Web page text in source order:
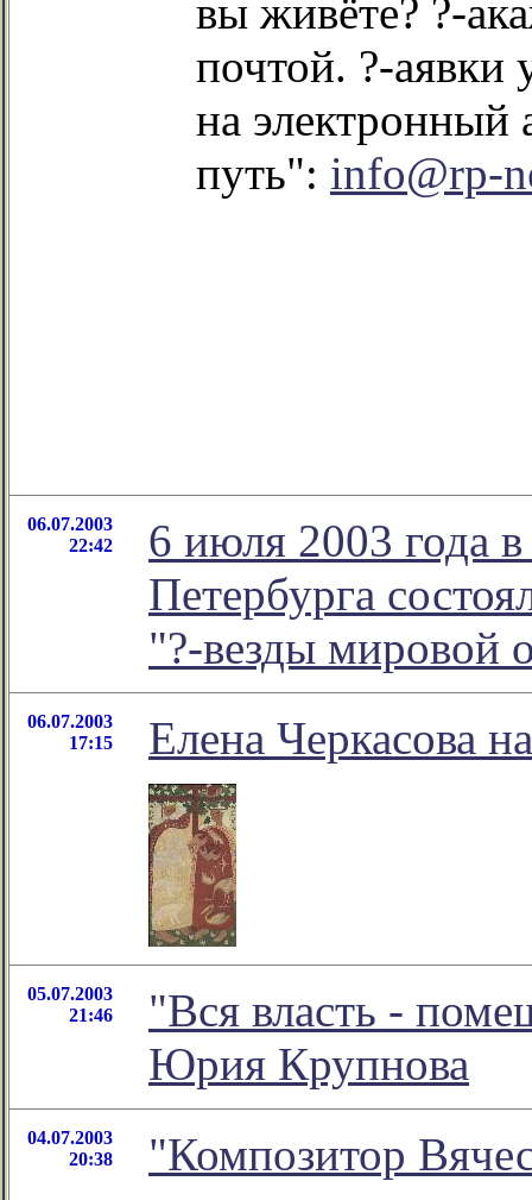
вы живёте? ?-
почтой. ?-аявки
на электронный
путь": info@rp-
06.07.2003
22:42
6 июля 2003 года
Петербурга
"?-везды мировой
06.07.2003
17:15
Елена Черкасова
05.07.2003
21:46
"Вся власть -
Юрия Крупнова
04.07.2003
20:38
"Композитор